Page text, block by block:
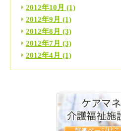
2012年10月 (1)
2012年9月 (1)
2012年8月 (3)
2012年7月 (3)
2012年4月 (1)